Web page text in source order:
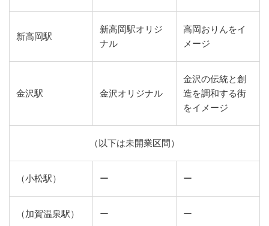
新高岡駅
新高岡駅オリジ
ナル
高岡おりんをイ
メージ
金沢駅 金沢オリジナル
金沢の伝統と創
造を調和する街
をイメージ
（以下は未開業区間）
（小松駅） ー ー
（加賀温泉駅） ー ー